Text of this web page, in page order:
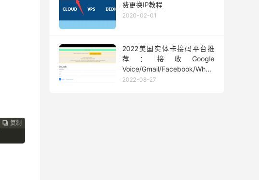
 复制
 复制
 复制
 复制
 复制
费更换IP教程
2020-02-01
2022美国实体卡接码平台推
荐：接收Google
Voice/Gmail/Facebook/Whatsapp
等短信验证码
2022-08-27